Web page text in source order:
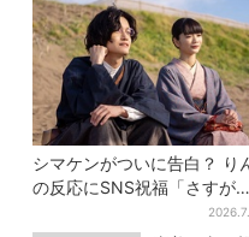
シマケンがついに告白？ り
の反応にSNS祝福「さすがに